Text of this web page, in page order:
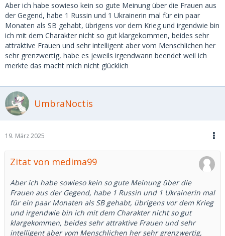
Aber ich habe sowieso kein so gute Meinung über die Frauen aus
der Gegend, habe 1 Russin und 1 Ukrainerin mal für ein paar
Monaten als SB gehabt, übrigens vor dem Krieg und irgendwie bin
ich mit dem Charakter nicht so gut klargekommen, beides sehr
attraktive Frauen und sehr intelligent aber vom Menschlichen her
sehr grenzwertig, habe es jeweils irgendwann beendet weil ich
merkte das macht mich nicht glücklich
UmbraNoctis
19. März 2025
Zitat von medima99
Aber ich habe sowieso kein so gute Meinung über die
Frauen aus der Gegend, habe 1 Russin und 1 Ukrainerin mal
für ein paar Monaten als SB gehabt, übrigens vor dem Krieg
und irgendwie bin ich mit dem Charakter nicht so gut
klargekommen, beides sehr attraktive Frauen und sehr
intelligent aber vom Menschlichen her sehr grenzwertig,